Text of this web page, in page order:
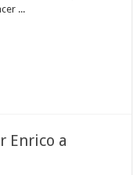
...
Enrico a